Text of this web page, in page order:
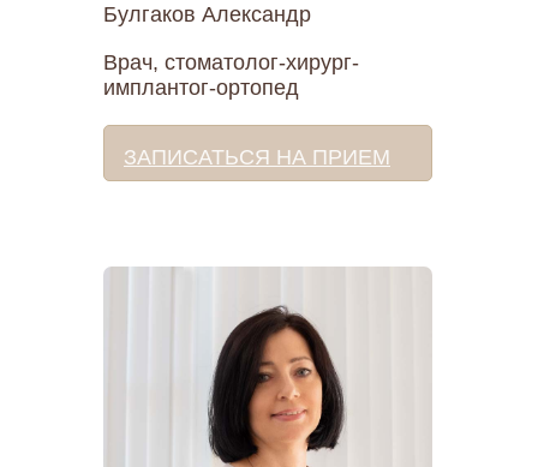
Булгаков Александр
Врач, стоматолог-хирург-
имплантог-ортопед
ЗАПИСАТЬСЯ НА ПРИЕМ